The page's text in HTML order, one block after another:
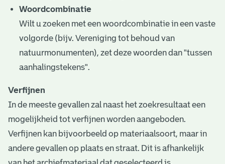
Woordcombinatie
Wilt u zoeken met een woordcombinatie in een vaste
volgorde (bijv. Vereniging tot behoud van
natuurmonumenten), zet deze woorden dan "tussen
aanhalingstekens".
Verfijnen
In de meeste gevallen zal naast het zoekresultaat een
mogelijkheid tot verfijnen worden aangeboden.
Verfijnen kan bijvoorbeeld op materiaalsoort, maar in
andere gevallen op plaats en straat. Dit is afhankelijk